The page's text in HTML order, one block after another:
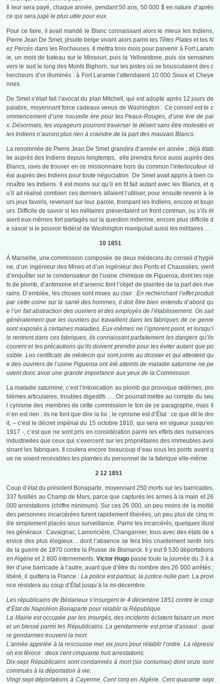
Il leur sera payé, chaque année, pendant 50 ans, 50 000 $ en nature d’après
ce qui sera jugé le plus utile pour eux.
Pour ce faire, il avait mandé le Blanc connaissant alors le mieux les Indiens,
Pierre Jean De Smet, jésuite belge vivant alors parmi les Têtes Plates et les N
ez Percés dans les Rocheuses. Il mettra trois mois pour parvenir à Fort Laram
ie, un mois de bateau sur le Missouri, puis la Yellowstone, puis six semaines
vers le sud le long des Monts Bighorn, sur les pistes où se bousculaient des c
hercheurs d’or illuminés : à Fort Laramie l’attendaient 10 000 Sioux et Cheye
nnes.
De Smet s’était fait l’avocat du plan Mitchell, qui est adopté après 12 jours de
palabre, moyennant force cadeaux venus de Washington : Ce conseil est le c
ommencement d’une nouvelle ère pour les Peaux-Rouges, d’une ère de pai
x. Désormais, les voyageurs pourront traverser le désert sans être molestés et
les Indiens n’auront plus rien à craindre de la part des mauvais Blancs.
La renommée de Pierre Jean De Smet grandira d’année en année ; déjà étab
lie auprès des Indiens depuis longtemps, elle prendra force aussi auprès des
Blancs, ravis de trouver en ce missionnaire hors du commun l’interlocuteur id
éal auprès des Indiens pour toute négociation. De Smet avait appris à bien co
nnaître les Indiens. Il est moins sur qu’il en fit fait autant avec les Blancs, et q
u’il ait réalisé combien ces derniers allaient l’utiliser, pour ensuite revenir à le
urs jeux favoris, revenant sur leur parole, trompant les Indiens, encore et toujo
urs. Difficile de savoir si les militaires présentaient un front commun, ou s’ils ét
aient eux-mêmes fort partagés sur la question indienne, encore plus difficile d
e savoir si le pouvoir fédéral de Washington manipulait aussi les militaires …
10 1851
À Marseille, une commission composée de deux médecins du conseil d’hygiè
ne, d’un ingénieur des Mines et d’un ingénieur des Ponts et Chaussées, vient
d’enquêter sur le condensateur de l’usine chimique de Figueroa, dont les reje
ts de plomb, d’antimoine et d’arsenic font l’objet de plaintes de la part des rive
rains. D’emblée, les choses sont mises au clair :En recherchant l’effet produit
par cette usine sur la santé des hommes, il doit être bien entendu d’abord qu
e l’on fait abstraction des ouvriers et des employés de l’établissement. On sait
généralement que les ouvriers qui travaillent dans les fabriques de ce genre
sont exposés à certaines maladies. Eux-mêmes ne l’ignorent point, et lorsqu’i
ls rentrent dans ces fabriques, ils connaissant parfaitement les dangers qu’ils
courent et les précautions qu’ils doivent prendre pour les éviter autant que po
ssible. Les certificats de médecin qui sont joints au dossier et qui attestent qu
e des ouvriers de l’usine Figueroa ont été atteints de maladie saturnine ne pe
uvent donc avoir une grande importance aux yeux de la Commission.
Lamaladie saturnine,c’est l’intoxication au plomb qui provoque œdèmes, pro
blèmes articulaires, troubles digestifs …. On pourrait mettre au compte du seu
l cynisme des membres de cette commission le ton de ce paragraphe, mais il
n’en est rien : ils ne font que dire la loi ; le cynisme est d’État : ce que dit le dro
it, – c’est le décret impérial du 15 octobre 1810, qui sera en vigueur jusqu’en
1917 -, c’est que ne sont pris en considération parmi les effets des nuisances
industrielles que ceux qui s’exercent sur les propriétaires des immeubles avoi
sinant les fabriques. Il coulera encore beaucoup d’eau sous les ponts avant q
ue ne soient recevables les plaintes du personnel de la fabrique elle-même.
2 12 1851
Coup d’état du président Bonaparte, moyennant 250 morts sur les barricades,
337 fusillés au Champ de Mars, parce que capturés les armes à la main et 26
000 arrestations (chiffre minimum). Sur ces 26 000, un peu moins de la moitié
des personnes incarcérées furent rapidement libérées, un peu plus de cinq m
ille simplement placés sous surveillance. Parmi les incarcérés, quelques illust
res généraux : Cavaignac, Lamoricière, Changarnier, tous avec des états de s
ervice des plus élogieux… dont l’absence se fera très cruellement sentir lors
de la guerre de 1870 contre la Prusse de Bismarck. Il y eut 9 530 déportations
en Algérie et 2 800 internements. Victor Hugopasse toute la journée du 3 à a
ller d’une barricade à l’autre, avant que d’être du nombre des 26 000 arrêtés ;
libéré, il quittera la France : La police est partout, la justice nulle part. La provi
nce résistera au coup d’État jusqu’à la mi-décembre.
Les républicains de Bédarieux s’insurgent le 4 décembre 1851 contre le coup
d’État de Napoléon Bonaparte pour rétablir la République.
La Mairieest occupée par les insurgés, des incidents éclatent faisant un mort
et un blessé parmi les Républicains. La gendarmerie est prise d’assaut : quat
re gendarmes trouvent la mort.
L’armée appelée à la rescousse met six jours pour rétablir l’ordre. La répressi
on est féroce : deux cent cinquante huit arrestations.
Dix-sept Républicains sont condamnés à mort (six contumax) dont onze sont
commués à la déportation à vie.
Vingt sept déportations à Cayenne. Cent cinq en Algérie. Cent quarante sept